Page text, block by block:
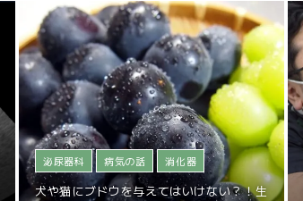
泌尿器科 病気の話 消化器
犬や猫にブドウを与えてはいけない？！生